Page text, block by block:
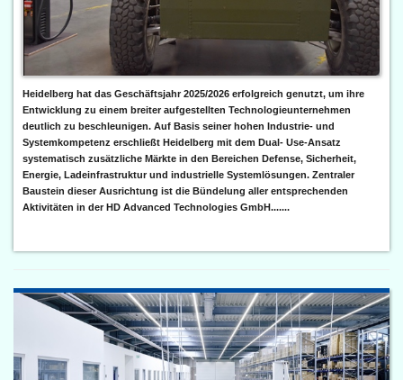
Heidelberg hat das Geschäftsjahr 2025/2026 erfolgreich genutzt, um ihre
Entwicklung zu einem breiter aufgestellten Technologieunternehmen
deutlich zu beschleunigen. Auf Basis seiner hohen Industrie- und
Systemkompetenz erschließt Heidelberg mit dem Dual- Use-Ansatz
systematisch zusätzliche Märkte in den Bereichen Defense, Sicherheit,
Energie, Ladeinfrastruktur und industrielle Systemlösungen. Zentraler
Baustein dieser Ausrichtung ist die Bündelung aller entsprechenden
Aktivitäten in der HD Advanced Technologies GmbH.......